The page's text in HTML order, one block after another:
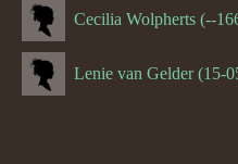
Cecilia Wolpherts (--